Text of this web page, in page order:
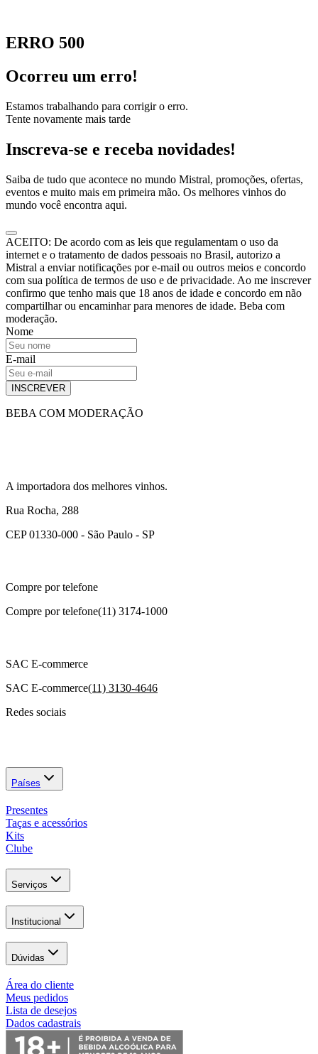
ERRO 500
Ocorreu um erro!
Estamos trabalhando para corrigir o erro.
Tente novamente mais tarde
Inscreva-se e receba novidades!
Saiba de tudo que acontece no mundo Mistral, promoções, ofertas,
eventos e muito mais em primeira mão. Os melhores vinhos do
mundo você encontra aqui.
ACEITO: De acordo com as leis que regulamentam o uso da
internet e o tratamento de dados pessoais no Brasil, autorizo a
Mistral a enviar notificações por e-mail ou outros meios e concordo
com sua política de termos de uso e de privacidade. Ao me inscrever
confirmo que tenho mais que 18 anos de idade e concordo em não
compartilhar ou encaminhar para menores de idade. Beba com
moderação.
Nome
E-mail
INSCREVER
BEBA COM MODERAÇÃO
A importadora dos melhores vinhos.
Rua Rocha, 288
CEP 01330-000 - São Paulo - SP
Compre por telefone
Compre por telefone(11) 3174-1000
SAC E-commerce
SAC E-commerce(11) 3130-4646
Redes sociais
Países
Presentes
Taças e acessórios
Kits
Clube
Serviços
Institucional
Dúvidas
Área do cliente
Meus pedidos
Lista de desejos
Dados cadastrais